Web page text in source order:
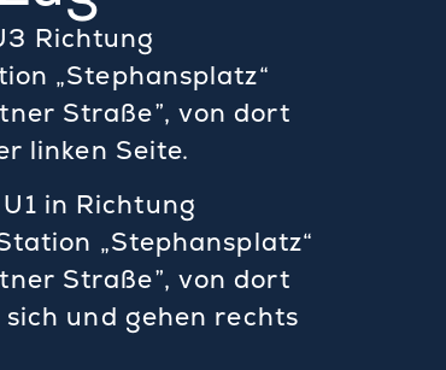
Richtung
„Stephansplatz“
Straße”, von dort
linken Seite.
in Richtung
„Stephansplatz“
Straße”, von dort
und gehen rechts